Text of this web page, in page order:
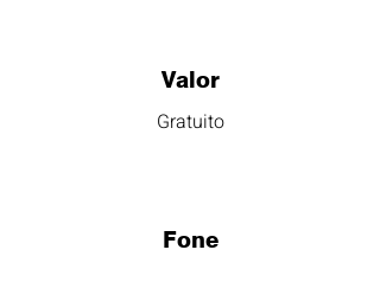
Valor
Gratuito
Fone